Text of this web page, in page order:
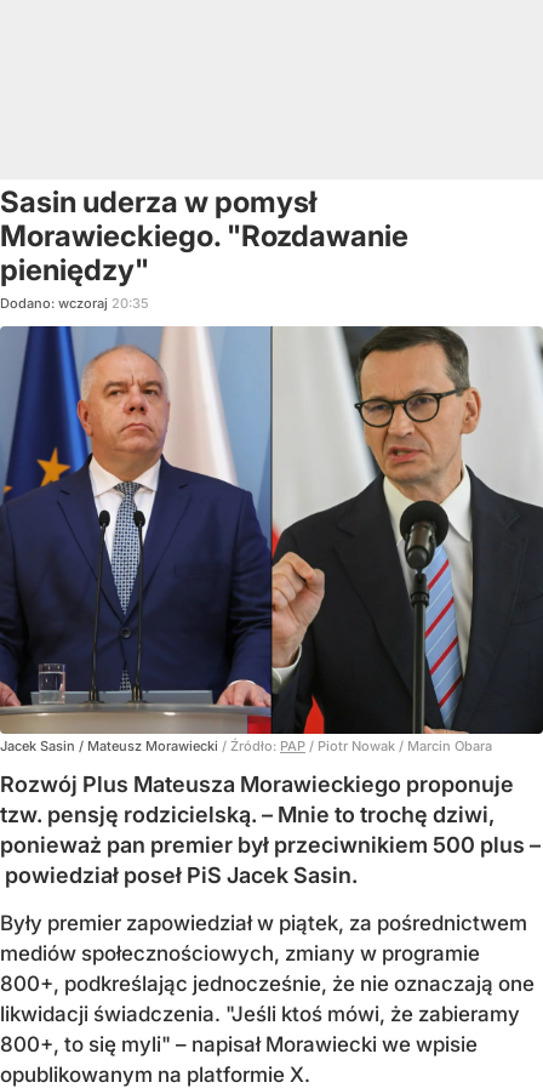
Sasin uderza w pomysł
Morawieckiego. "Rozdawanie
pieniędzy"
Dodano: wczoraj 20:35
Jacek Sasin / Mateusz Morawiecki / Źródło: PAP / Piotr Nowak / Marcin Obara
Rozwój Plus Mateusza Morawieckiego proponuje
tzw. pensję rodzicielską. – Mnie to trochę dziwi,
ponieważ pan premier był przeciwnikiem 500 plus –
powiedział poseł PiS Jacek Sasin.
Były premier zapowiedział w piątek, za pośrednictwem
mediów społecznościowych, zmiany w programie
800+, podkreślając jednocześnie, że nie oznaczają one
likwidacji świadczenia. "Jeśli ktoś mówi, że zabieramy
800+, to się myli" – napisał Morawiecki we wpisie
opublikowanym na platformie X.